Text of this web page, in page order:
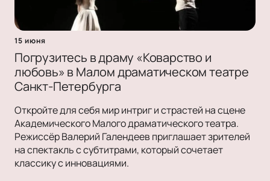
15 июня
Погрузитесь в драму «Коварство и
любовь» в Малом драматическом театре
Санкт-Петербурга
Откройте для себя мир интриг и страстей на сцене
Академического Малого драматического театра.
Режиссёр Валерий Галендеев приглашает зрителей
на спектакль с субтитрами, который сочетает
классику с инновациями.